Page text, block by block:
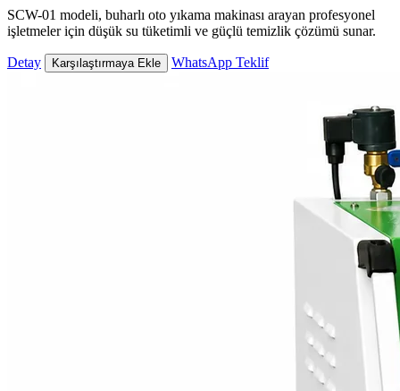
SCW-01 modeli, buharlı oto yıkama makinası arayan profesyonel
işletmeler için düşük su tüketimli ve güçlü temizlik çözümü sunar.
Detay Karşılaştırmaya Ekle WhatsApp Teklif